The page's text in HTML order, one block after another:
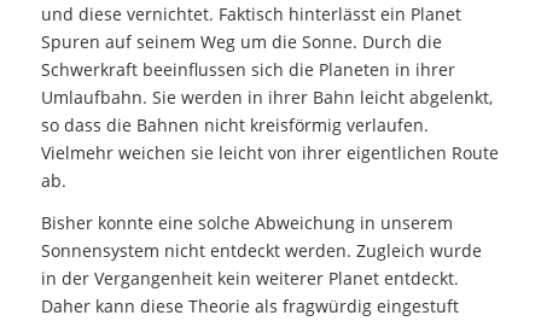
und diese vernichtet. Faktisch hinterlässt ein Planet
Spuren auf seinem Weg um die Sonne. Durch die
Schwerkraft beeinflussen sich die Planeten in ihrer
Umlaufbahn. Sie werden in ihrer Bahn leicht abgelenkt,
so dass die Bahnen nicht kreisförmig verlaufen.
Vielmehr weichen sie leicht von ihrer eigentlichen Route
ab.
Bisher konnte eine solche Abweichung in unserem
Sonnensystem nicht entdeckt werden. Zugleich wurde
in der Vergangenheit kein weiterer Planet entdeckt.
Daher kann diese Theorie als fragwürdig eingestuft